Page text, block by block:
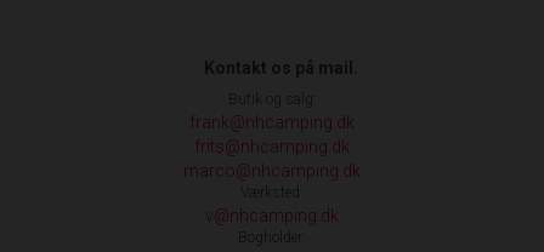
Kontakt os på mail.
Butik og salg:
frank@nhcamping.dk
frits@nhcamping.dk
marco@nhcamping.dk
Værksted:
v@nhcamping.dk
Bogholder: